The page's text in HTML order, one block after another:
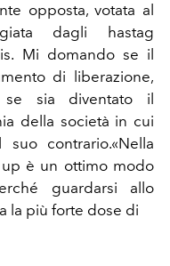
opposta, votata al
dagli hastag
Mi domando se il
di liberazione,
sia diventato il
della società in cui
contrario.«Nella
è un ottimo modo
guardarsi allo
la più forte dose di